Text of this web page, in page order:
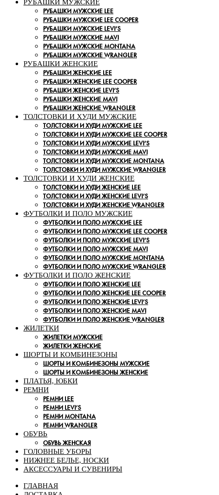
РУБАШКИ МУЖСКИЕ
РУБАШКИ МУЖСКИЕ LEE
РУБАШКИ МУЖСКИЕ LEE COOPER
РУБАШКИ МУЖСКИЕ LEVI’S
РУБАШКИ МУЖСКИЕ MAVI
РУБАШКИ МУЖСКИЕ MONTANA
РУБАШКИ МУЖСКИЕ WRANGLER
РУБАШКИ ЖЕНСКИЕ
РУБАШКИ ЖЕНСКИЕ LEE
РУБАШКИ ЖЕНСКИЕ LEE COOPER
РУБАШКИ ЖЕНСКИЕ LEVI’S
РУБАШКИ ЖЕНСКИЕ MAVI
РУБАШКИ ЖЕНСКИЕ WRANGLER
ТОЛСТОВКИ И ХУДИ МУЖСКИЕ
ТОЛСТОВКИ И ХУДИ МУЖСКИЕ LEE
ТОЛСТОВКИ И ХУДИ МУЖСКИЕ LEE COOPER
ТОЛСТОВКИ И ХУДИ МУЖСКИЕ LEVI’S
ТОЛСТОВКИ И ХУДИ МУЖСКИЕ MAVI
ТОЛСТОВКИ И ХУДИ МУЖСКИЕ MONTANA
ТОЛСТОВКИ И ХУДИ МУЖСКИЕ WRANGLER
ТОЛСТОВКИ И ХУДИ ЖЕНСКИЕ
ТОЛСТОВКИ И ХУДИ ЖЕНСКИЕ LEE
ТОЛСТОВКИ И ХУДИ ЖЕНСКИЕ LEVI’S
ТОЛСТОВКИ И ХУДИ ЖЕНСКИЕ WRANGLER
ФУТБОЛКИ И ПОЛО МУЖСКИЕ
ФУТБОЛКИ И ПОЛО МУЖСКИЕ LEE
ФУТБОЛКИ И ПОЛО МУЖСКИЕ LEE COOPER
ФУТБОЛКИ И ПОЛО МУЖСКИЕ LEVI’S
ФУТБОЛКИ И ПОЛО МУЖСКИЕ MAVI
ФУТБОЛКИ И ПОЛО МУЖСКИЕ MONTANA
ФУТБОЛКИ И ПОЛО МУЖСКИЕ WRANGLER
ФУТБОЛКИ И ПОЛО ЖЕНСКИЕ
ФУТБОЛКИ И ПОЛО ЖЕНСКИЕ LEE
ФУТБОЛКИ И ПОЛО ЖЕНСКИЕ LEE COOPER
ФУТБОЛКИ И ПОЛО ЖЕНСКИЕ LEVI’S
ФУТБОЛКИ И ПОЛО ЖЕНСКИЕ MAVI
ФУТБОЛКИ И ПОЛО ЖЕНСКИЕ WRANGLER
ЖИЛЕТКИ
ЖИЛЕТКИ МУЖСКИЕ
ЖИЛЕТКИ ЖЕНСКИЕ
ШОРТЫ И КОМБИНЕЗОНЫ
ШОРТЫ И КОМБИНЕЗОНЫ МУЖСКИЕ
ШОРТЫ И КОМБИНЕЗОНЫ ЖЕНСКИЕ
ПЛАТЬЯ, ЮБКИ
РЕМНИ
РЕМНИ LEE
РЕМНИ LEVI’S
РЕМНИ MONTANA
РЕМНИ WRANGLER
ОБУВЬ
ОБУВЬ ЖЕНСКАЯ
ГОЛОВНЫЕ УБОРЫ
НИЖНЕЕ БЕЛЬЕ, НОСКИ
АКСЕССУАРЫ И СУВЕНИРЫ
ГЛАВНАЯ